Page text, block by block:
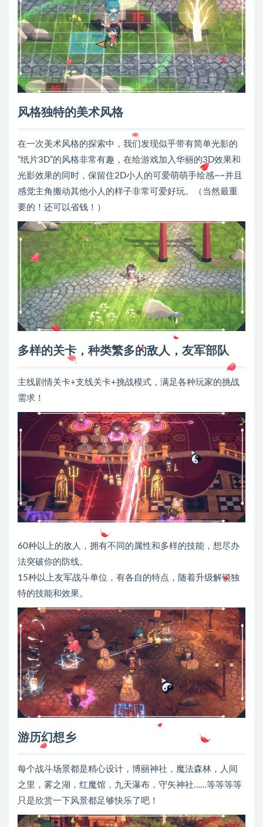
风格独特的美术风格
在一次美术风格的探索中，我们发现似乎带有简单光影的
“纸片3D”的风格非常有趣，在给游戏加入华丽的3D效果和
光影效果的同时，保留住2D小人的可爱萌萌手绘感~~并且
感觉主角搬动其他小人的样子非常可爱好玩。（当然最重
要的！还可以省钱！）
多样的关卡，种类繁多的敌人，友军部队
主线剧情关卡+支线关卡+挑战模式，满足各种玩家的挑战
需求！
60种以上的敌人，拥有不同的属性和多样的技能，想尽办
法突破你的防线。
15种以上友军战斗单位，有各自的特点，随着升级解锁独
特的技能和效果。
游历幻想乡
每个战斗场景都是精心设计，博丽神社，魔法森林，人间
之里，雾之湖，红魔馆，九天瀑布，守矢神社……等等等等
只是欣赏一下风景都足够快乐了吧！